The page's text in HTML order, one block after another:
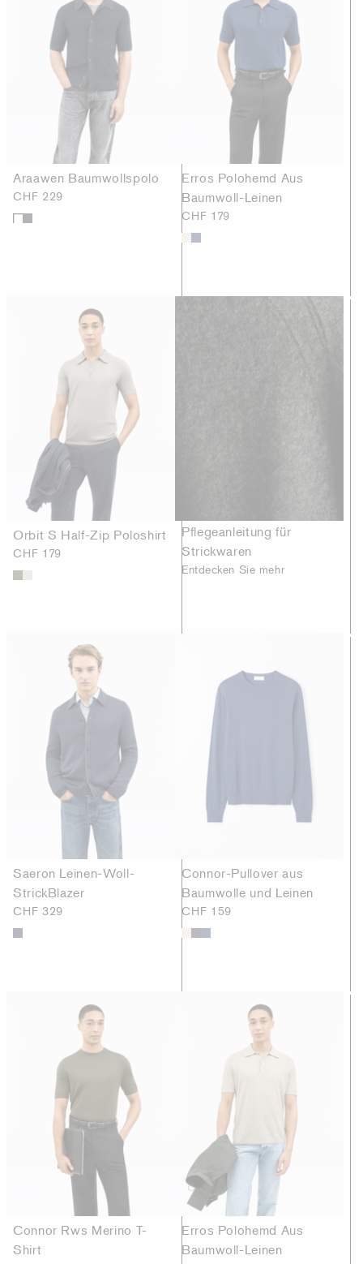
Araawen Baumwollspolo
CHF 229
Erros Polohemd Aus
Baumwoll-Leinen
CHF 179
Orbit S Half-Zip Poloshirt
CHF 179
Pflegeanleitung für
Strickwaren
Entdecken Sie mehr
Saeron Leinen-Woll-
StrickBlazer
CHF 329
Connor-Pullover aus
Baumwolle und Leinen
CHF 159
Connor Rws Merino T-
Shirt
Erros Polohemd Aus
Baumwoll-Leinen